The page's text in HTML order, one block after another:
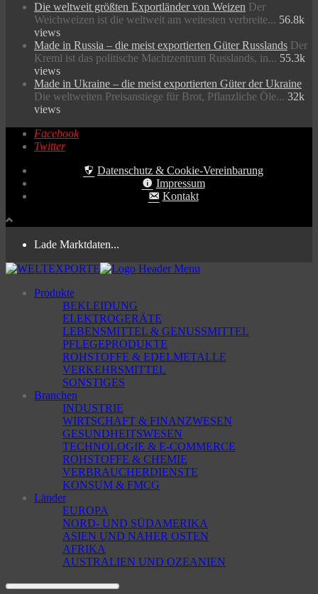
Die weltweit größten Exportländer von Weizen Der
Weichweizen ist die weltweit am weitesten verbreite... 56.8k
views
Made in Russia – die meist exportierten Güter Russlands Der
Kreml ist das politische Machtzentrum Russlands, in... 55.3k
views
Made in Ukraine – die meist exportierten Güter der Ukraine
Die weltweiten Preisanstiege für Brot, Pflanzliche Öle... 32k
views
Facebook
Twitter
Datenschutz & Cookie-Vereinbarung
Impressum
Kontakt
Lade Marktdaten...
Produkte
BEKLEIDUNG
ELEKTROGERÄTE
LEBENSMITTEL & GENUSSMITTEL
PFLEGEPRODUKTE
ROHSTOFFE & EDELMETALLE
VERKEHRSMITTEL
SONSTIGES
Branchen
INDUSTRIE
WIRTSCHAFT & FINANZWESEN
GESUNDHEITSWESEN
TECHNOLOGIE & E-COMMERCE
ROHSTOFFE & CHEMIE
VERBRAUCHERDIENSTE
KONSUM & FMCG
Länder
EUROPA
NORD- UND SÜDAMERIKA
ASIEN UND NAHER OSTEN
AFRIKA
AUSTRALIEN UND OZEANIEN